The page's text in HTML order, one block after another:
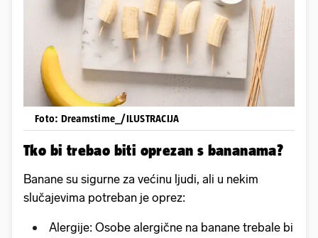
Foto: Dreamstime_/ILUSTRACIJA
Tko bi trebao biti oprezan s bananama?
Banane su sigurne za većinu ljudi, ali u nekim
slučajevima potreban je oprez:
Alergije: Osobe alergične na banane trebale bi